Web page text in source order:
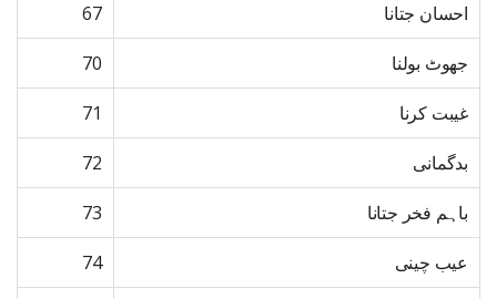
احسان جتانا 67
جھوٹ بولنا 70
غیبت کرنا 71
بدگمانی 72
باہم فخر جتانا 73
عیب چینی 74